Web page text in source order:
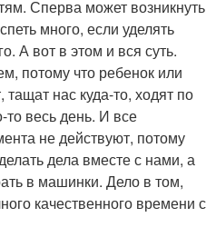
Сперва может возникнуть
много, если уделять
А вот в этом и вся суть.
потому что ребенок или
нас куда-то, ходят по
то весь день. И все
не действуют, потому
дела вместе с нами, а
в машинки. Дело в том,
качественного времени с